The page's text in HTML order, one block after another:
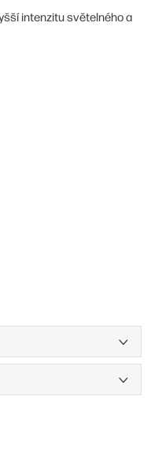
intenzitu světelného a